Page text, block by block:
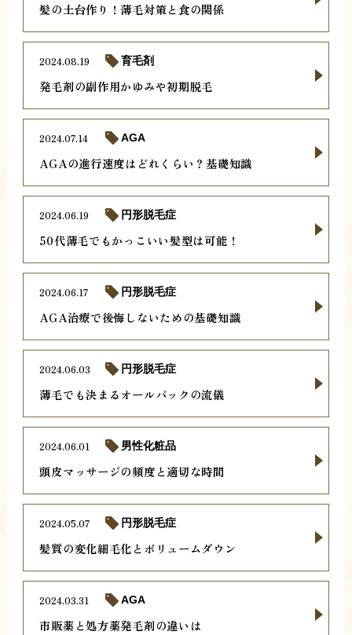
髪の土台作り！薄毛対策と食の関係
発毛剤の副作用かゆみや初期脱毛
2024.08.19 育毛剤
AGAの進行速度はどれくらい？基礎知識
2024.07.14 AGA
50代薄毛でもかっこいい髪型は可能！
2024.06.19 円形脱毛症
AGA治療で後悔しないための基礎知識
2024.06.17 円形脱毛症
薄毛でも決まるオールバックの流儀
2024.06.03 円形脱毛症
頭皮マッサージの頻度と適切な時間
2024.06.01 男性化粧品
髪質の変化細毛化とボリュームダウン
2024.05.07 円形脱毛症
市販薬と処方薬発毛剤の違いは
2024.03.31 AGA